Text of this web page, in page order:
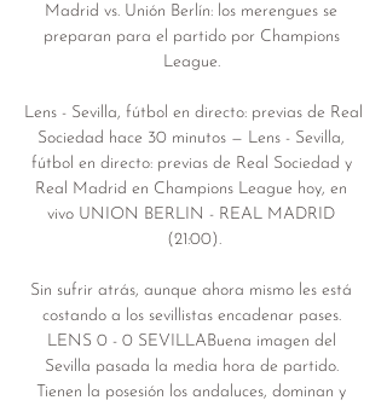
Madrid vs. Unión Berlín: los merengues se
preparan para el partido por Champions
League.
Lens - Sevilla, fútbol en directo: previas de Real
Sociedad hace 30 minutos — Lens - Sevilla,
fútbol en directo: previas de Real Sociedad y
Real Madrid en Champions League hoy, en
vivo UNION BERLIN - REAL MADRID
(21:00).
Sin sufrir atrás, aunque ahora mismo les está
costando a los sevillistas encadenar pases.
LENS 0 - 0 SEVILLABuena imagen del
Sevilla pasada la media hora de partido.
Tienen la posesión los andaluces, dominan y